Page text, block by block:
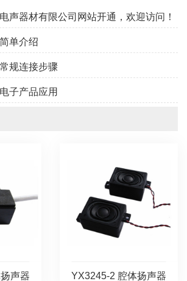
声器材有限公司网站开通，欢迎访问！
单介绍
规连接步骤
子产品应用
声器 YX3245-2 腔体扬声器